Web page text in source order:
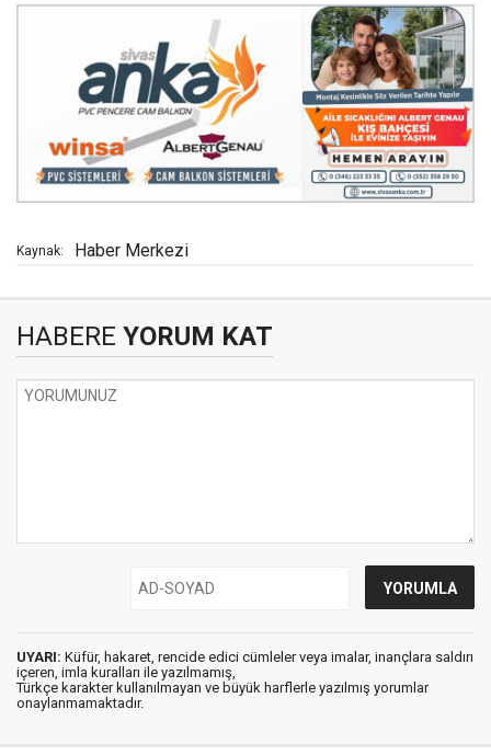
Kaynak: Haber Merkezi
HABERE YORUM KAT
UYARI: Küfür, hakaret, rencide edici cümleler veya imalar, inançlara saldırı
içeren, imla kuralları ile yazılmamış,
Türkçe karakter kullanılmayan ve büyük harflerle yazılmış yorumlar
onaylanmamaktadır.